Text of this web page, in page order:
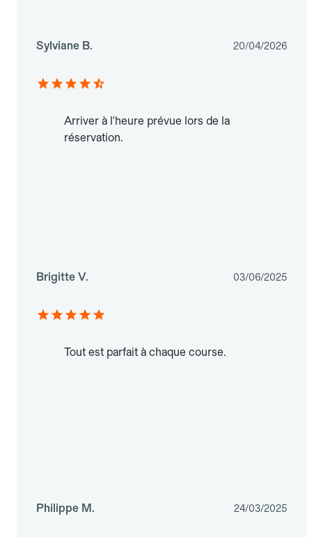
Sylviane B. 20/04/2026
Arriver à l'heure prévue lors de la
réservation.
Brigitte V. 03/06/2025
Tout est parfait à chaque course.
Philippe M. 24/03/2025